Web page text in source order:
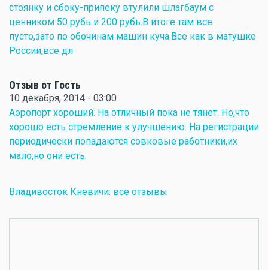
стоянку и сбоку-припеку втулили шлагбаум с
ценником 50 рубь и 200 рубь.В итоге там все
пусто,зато по обочинам машин куча.Все как в матушке
России,все дл
Отзыв от Гость
10 декабря, 2014 - 03:00
Аэропорт хороший. На отличный пока не тянет. Но,что
хорошо есть стремление к улучшению. На регистрации
периодически попадаются совковые работники,их
мало,но они есть.
Владивосток Кневичи: все отзывы